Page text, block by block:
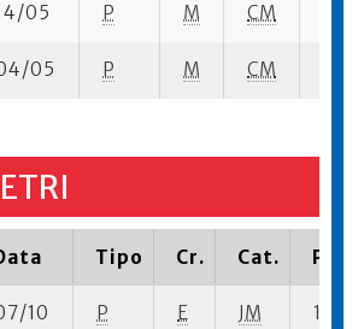
05 P M CM
05 P M CM
Tipo Cr. Cat.
10 P E JM 1 se- 1